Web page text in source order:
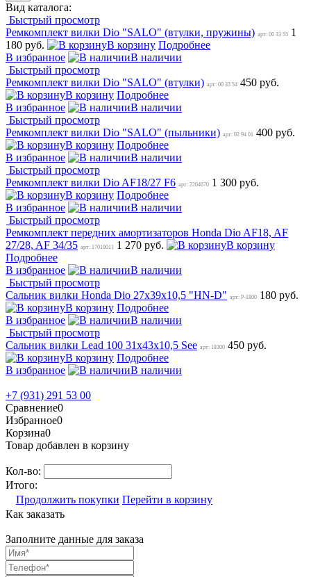
Вид каталога:
Быстрый просмотр
Ремкомплект вилки Dio "SALO" (втулки, пружины) арт: 00 33 55 1
180 руб.
В корзину Подробнее
В избранное
В наличии
Быстрый просмотр
Ремкомплект вилки Dio "SALO" (втулки) арт: 00 33 54 450 руб.
В корзину Подробнее
В избранное
В наличии
Быстрый просмотр
Ремкомплект вилки Dio "SALO" (пыльники) арт: 02 94 01 400 руб.
В корзину Подробнее
В избранное
В наличии
Быстрый просмотр
Ремкомплект вилки Dio AF18/27 F6 арт: 2204670 1 300 руб.
В корзину Подробнее
В избранное
В наличии
Быстрый просмотр
Ремкомплект передних амортизаторов Honda Dio AF18, AF
27/28, AF 34/35 арт: 17010011 1 270 руб.
В корзину
Подробнее
В избранное
В наличии
Быстрый просмотр
Сальник вилки Honda Dio 27х39х10,5 "HN-D" арт: P-1800 180 руб.
В корзину Подробнее
В избранное
В наличии
Быстрый просмотр
Сальник вилки Lead 100 31х43х10,5 See арт: 18300 450 руб.
В корзину Подробнее
В избранное
В наличии
+7 (931) 291 53 00
Сравнение0
Избранное0
Корзина0
Товар добавлен в корзину
Кол-во:
Итого:
Продолжить покупки Перейти в корзину
Как заказать
Заполните данные для заказа